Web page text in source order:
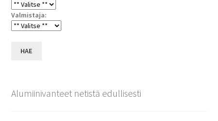
Valmistaja:
HAE
Alumiinivanteet netistä edullisesti